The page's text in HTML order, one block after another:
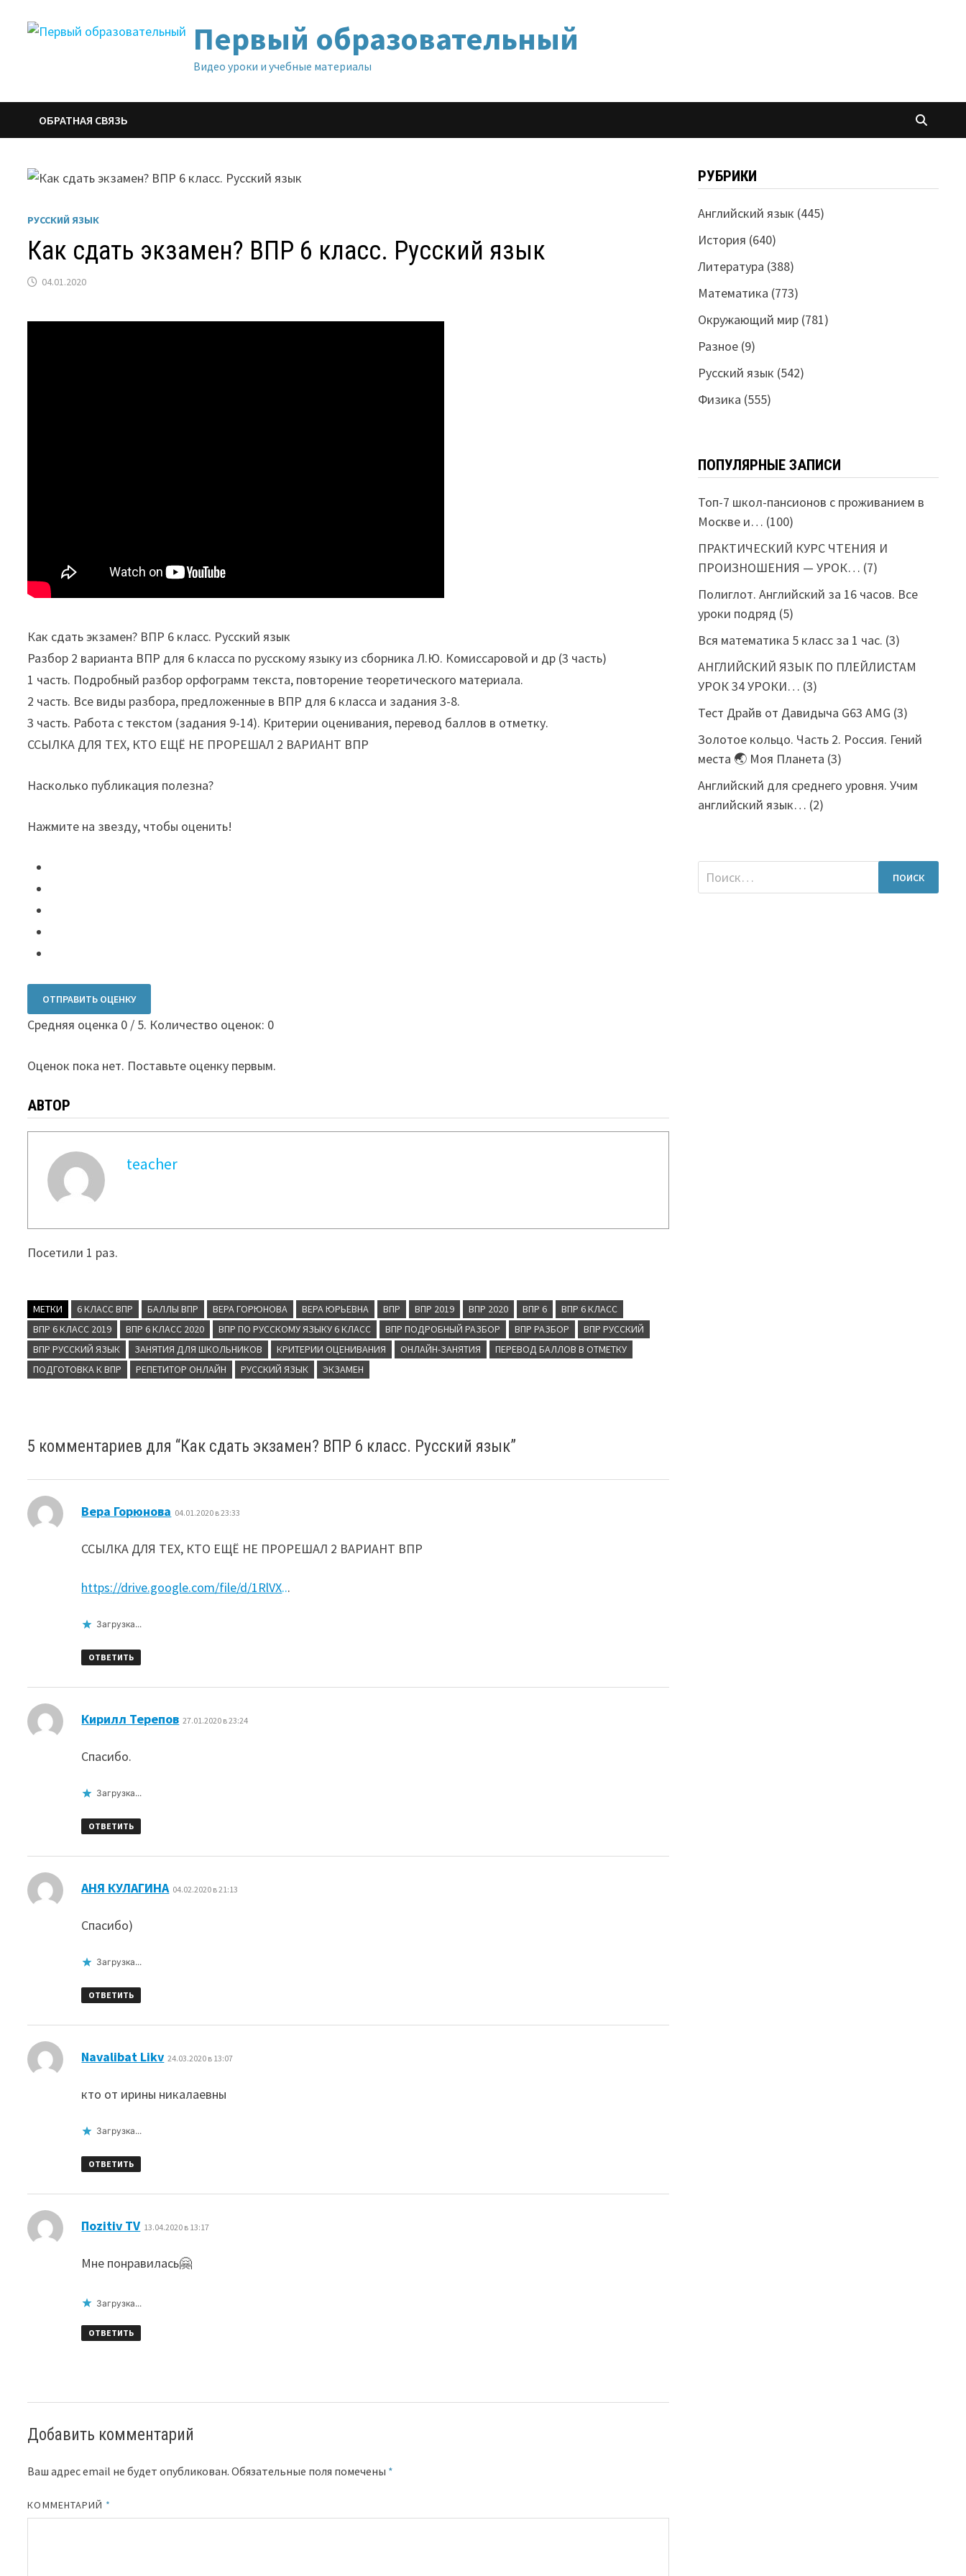
Первый образовательный
Видео уроки и учебные материалы
ОБРАТНАЯ СВЯЗЬ
РУССКИЙ ЯЗЫК
Как сдать экзамен? ВПР 6 класс. Русский язык
04.01.2020
Как сдать экзамен? ВПР 6 класс. Русский язык
Разбор 2 варианта ВПР для 6 класса по русскому языку из сборника Л.Ю. Комиссаровой и др (3 часть)
1 часть. Подробный разбор орфограмм текста, повторение теоретического материала.
2 часть. Все виды разбора, предложенные в ВПР для 6 класса и задания 3-8.
3 часть. Работа с текстом (задания 9-14). Критерии оценивания, перевод баллов в отметку.
ССЫЛКА ДЛЯ ТЕХ, КТО ЕЩЁ НЕ ПРОРЕШАЛ 2 ВАРИАНТ ВПР
Насколько публикация полезна?
Нажмите на звезду, чтобы оценить!
ОТПРАВИТЬ ОЦЕНКУ
Средняя оценка 0 / 5. Количество оценок: 0
Оценок пока нет. Поставьте оценку первым.
АВТОР
teacher
Посетили 1 раз.
МЕТКИ 6 КЛАСС ВПР БАЛЛЫ ВПР ВЕРА ГОРЮНОВА ВЕРА ЮРЬЕВНА ВПР ВПР 2019 ВПР 2020 ВПР 6
ВПР 6 КЛАСС
ВПР 6 КЛАСС 2019
ВПР 6 КЛАСС 2020 ВПР ПО РУССКОМУ ЯЗЫКУ 6 КЛАСС ВПР ПОДРОБНЫЙ РАЗБОР ВПР РАЗБОР
ВПР РУССКИЙ
ВПР РУССКИЙ ЯЗЫК
ЗАНЯТИЯ ДЛЯ ШКОЛЬНИКОВ КРИТЕРИИ ОЦЕНИВАНИЯ ОНЛАЙН-ЗАНЯТИЯ
ПЕРЕВОД БАЛЛОВ В ОТМЕТКУ
ПОДГОТОВКА К ВПР
РЕПЕТИТОР ОНЛАЙН РУССКИЙ ЯЗЫК ЭКЗАМЕН
5 комментариев для “Как сдать экзамен? ВПР 6 класс. Русский язык”
Вера Горюнова 04.01.2020 в 23:33
ССЫЛКА ДЛЯ ТЕХ, КТО ЕЩЁ НЕ ПРОРЕШАЛ 2 ВАРИАНТ ВПР
https://drive.google.com/file/d/1RlVX...
Загрузка...
ОТВЕТИТЬ
Кирилл Терепов 27.01.2020 в 23:24
Спасибо.
Загрузка...
ОТВЕТИТЬ
АНЯ КУЛАГИНА 04.02.2020 в 21:13
Спасибо)
Загрузка...
ОТВЕТИТЬ
Navalibat Likv 24.03.2020 в 13:07
кто от ирины никалаевны
Загрузка...
ОТВЕТИТЬ
Поzitiv ТV 13.04.2020 в 13:17
Мне понравилась🤗
Загрузка...
ОТВЕТИТЬ
Добавить комментарий
Ваш адрес email не будет опубликован. Обязательные поля помечены *
КОММЕНТАРИЙ *
РУБРИКИ
Английский язык (445)
История (640)
Литература (388)
Математика (773)
Окружающий мир(781)
Разное(9)
Русский язык (542)
Физика (555)
ПОПУЛЯРНЫЕ ЗАПИСИ
Топ-7 школ-пансионов с проживанием в
Москве и… (100)
ПРАКТИЧЕСКИЙ КУРС ЧТЕНИЯ И
ПРОИЗНОШЕНИЯ — УРОК… (7)
Полиглот. Английский за 16 часов. Все
уроки подряд (5)
Вся математика 5 класс за 1 час. (3)
АНГЛИЙСКИЙ ЯЗЫК ПО ПЛЕЙЛИСТАМ
УРОК 34 УРОКИ… (3)
Тест Драйв от Давидыча G63 AMG (3)
Золотое кольцо. Часть 2. Россия. Гений
места 🌏 Моя Планета (3)
Английский для среднего уровня. Учим
английский язык… (2)
Найти: